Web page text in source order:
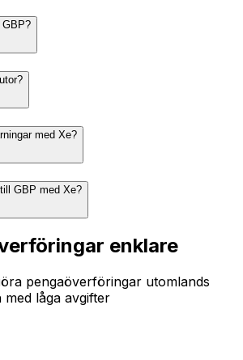
GBP?
med Xe?
GBP med Xe?
enklare
pengaöverföringar utomlands
låga avgifter